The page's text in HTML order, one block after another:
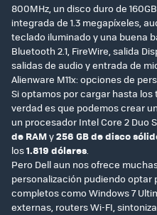
800MHz, un disco duro de
integrada de 1.3 megapíxeles,
teclado iluminado y una buena
Bluetooth 2.1, FireWire, salida
salidas de audio y entrada de
Alienware M11x: opciones de
Si optamos por cargar hasta
verdad es que podemos crear
un procesador Intel Core 2 Duo
de RAMy256 GB de disco
los1.819 dólares.
Pero Dell aun nos ofrece
personalización pudiendo
completos como Windows 7
externas, routers Wi-FI,